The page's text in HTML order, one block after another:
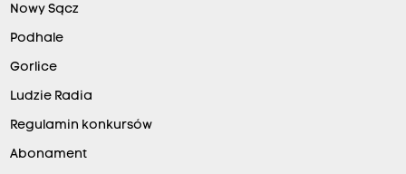
Nowy Sącz
Podhale
Gorlice
Ludzie Radia
Regulamin konkursów
Abonament